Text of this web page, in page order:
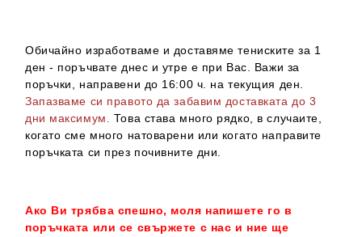
Обичайно изработваме и доставяме тениските за 1
ден - поръчвате днес и утре е при Вас. Важи за
поръчки, направени до 16:00 ч. на текущия ден.
Запазваме си правото да забавим доставката до 3
дни максимум.
Това става много рядко, в случаите,
когато сме много натоварени или когато направите
поръчката си през почивните дни.
Ако Ви трябва спешно, моля напишете го в
поръчката или се свържете с нас и ние ще